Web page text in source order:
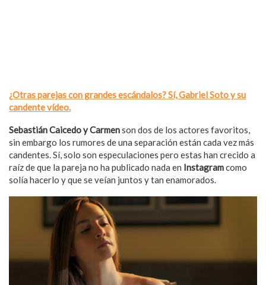
¿Otras parejas con grandes escándalos? Sí, Gabriel Soto y su
candente vídeo.
Sebastián Caicedo y Carmenson dos de los actores favoritos,
sin embargo los rumores de una separación están cada vez más
candentes. Sí, solo son especulaciones pero estas han crecido a
raíz de que la pareja no ha publicado nada en Instagramcomo
solía hacerlo y que se veían juntos y tan enamorados.